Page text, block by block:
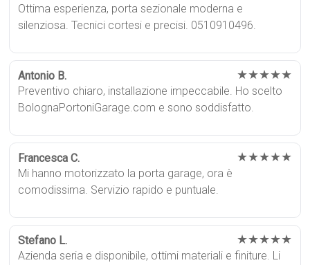
Ottima esperienza, porta sezionale moderna e
silenziosa. Tecnici cortesi e precisi. 0510910496.
Antonio B. ★★★★★
Preventivo chiaro, installazione impeccabile. Ho scelto
BolognaPortoniGarage.com e sono soddisfatto.
Francesca C. ★★★★★
Mi hanno motorizzato la porta garage, ora è
comodissima. Servizio rapido e puntuale.
Stefano L. ★★★★★
Azienda seria e disponibile, ottimi materiali e finiture. Li